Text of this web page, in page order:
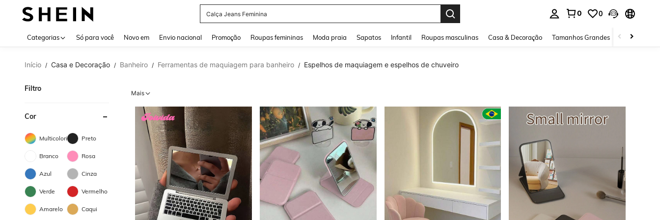
Calça Jeans Feminina
0 0
Categorias Só para você Novo em Envio nacional Promoção Roupas femininas Moda praia Sapatos Infantil Roupas masculinas Casa & Decoração Tamanhos Grandes Joias e
Início / Casa e Decoração / Banheiro / Ferramentas de maquiagem para banheiro / Espelhos de maquiagem e espelhos de chuveiro
Filtro
Cor
Multicolorido Preto
Branco Rosa
Azul Cinza
Verde Vermelho
Amarelo Caqui
Mais